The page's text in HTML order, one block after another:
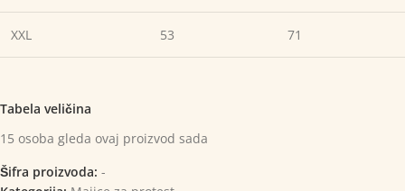
XXL 53 71
Tabela veličina
15 osoba gleda ovaj proizvod sada
Šifra proizvoda: -